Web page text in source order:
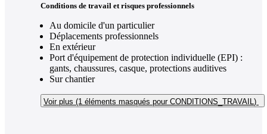
Conditions de travail et risques professionnels
Au domicile d'un particulier
Déplacements professionnels
En extérieur
Port d'équipement de protection individuelle (EPI) :
gants, chaussures, casque, protections auditives
Sur chantier
Voir plus (1 éléments masqués pour CONDITIONS_TRAVAIL)